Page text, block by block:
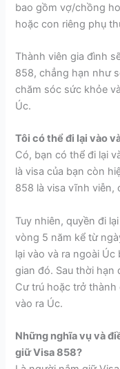
bao gồm vợ/chồng
hoặc con riêng phụ
Thành viên gia đình
858, chẳng hạn như
chăm sóc sức khỏe
Úc.
Tôi có thể đi lại vào
Có, bạn có thể đi lại
là visa của bạn còn
858 là visa vĩnh viễn,
Tuy nhiên, quyền đi
vòng 5 năm kể từ
lại vào và ra ngoài
gian đó. Sau thời hạn
Cư trú hoặc trở thành
vào ra Úc.
Những nghĩa vụ và
giữ Visa 858?